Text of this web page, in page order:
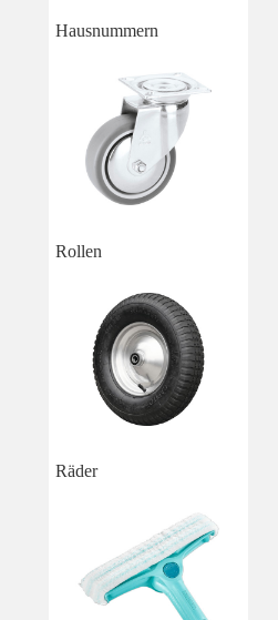
Hausnummern
Rollen
Räder